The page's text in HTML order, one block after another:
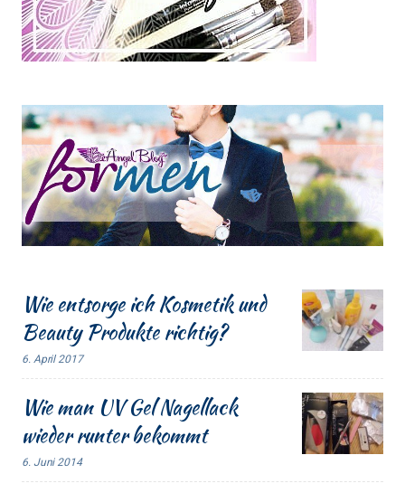
Wie entsorge ich Kosmetik und
Beauty Produkte richtig?
6. April 2017
Wie man UV Gel Nagellack
wieder runter bekommt
6. Juni 2014